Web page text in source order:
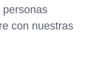
personas
con nuestras